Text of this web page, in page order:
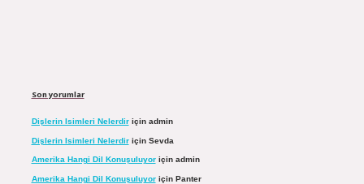
Son yorumlar
Dişlerin Isimleri Nelerdiriçin admin
Dişlerin Isimleri Nelerdiriçin Sevda
Amerika Hangi Dil Konuşuluyoriçin admin
Amerika Hangi Dil Konuşuluyoriçin Panter